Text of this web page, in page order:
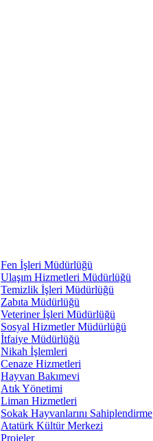
Fen İşleri Müdürlüğü
Ulaşım Hizmetleri Müdürlüğü
Temizlik İşleri Müdürlüğü
Zabıta Müdürlüğü
Veteriner İşleri Müdürlüğü
Sosyal Hizmetler Müdürlüğü
İtfaiye Müdürlüğü
Nikah İşlemleri
Cenaze Hizmetleri
Hayvan Bakımevi
Atık Yönetimi
Liman Hizmetleri
Sokak Hayvanlarını Sahiplendirme
Atatürk Kültür Merkezi
Projeler